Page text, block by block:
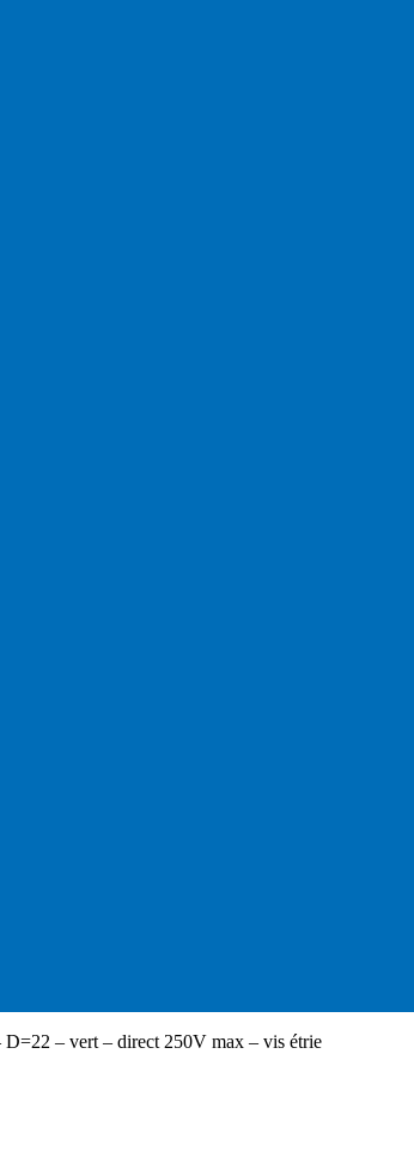
– vert – direct 250V max – vis étrie